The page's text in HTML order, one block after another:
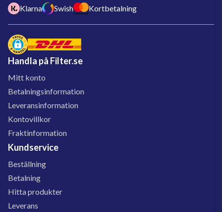
Klarna Swish Kortbetalning
Handla på Filter.se
Mitt konto
Betalningsinformation
Leveransinformation
Kontovillkor
Fraktinformation
Kundservice
Beställning
Betalning
Hitta produkter
Leverans